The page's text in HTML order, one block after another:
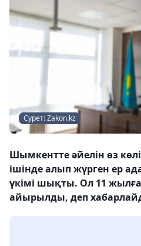
Сурет: Zakon.kz
Шымкентте әйелін өз
ішінде алып жүрген ер
үкімі шықты. Ол 11
айырылды, деп